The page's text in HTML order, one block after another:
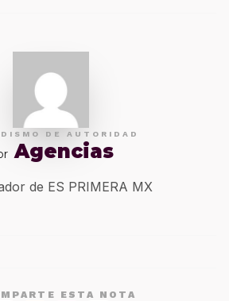
DE AUTORIDAD
Agencias
de ES PRIMERA MX
ESTA NOTA